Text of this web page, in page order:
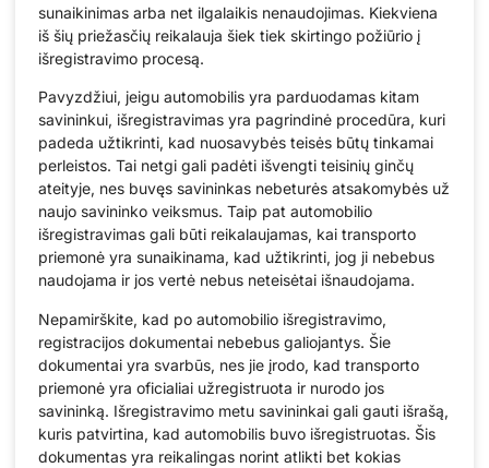
sunaikinimas arba net ilgalaikis nenaudojimas. Kiekviena
iš šių priežasčių reikalauja šiek tiek skirtingo požiūrio į
išregistravimo procesą.
Pavyzdžiui, jeigu automobilis yra parduodamas kitam
savininkui, išregistravimas yra pagrindinė procedūra, kuri
padeda užtikrinti, kad nuosavybės teisės būtų tinkamai
perleistos. Tai netgi gali padėti išvengti teisinių ginčų
ateityje, nes buvęs savininkas nebeturės atsakomybės už
naujo savininko veiksmus. Taip pat automobilio
išregistravimas gali būti reikalaujamas, kai transporto
priemonė yra sunaikinama, kad užtikrinti, jog ji nebebus
naudojama ir jos vertė nebus neteisėtai išnaudojama.
Nepamirškite, kad po automobilio išregistravimo,
registracijos dokumentai nebebus galiojantys. Šie
dokumentai yra svarbūs, nes jie įrodo, kad transporto
priemonė yra oficialiai užregistruota ir nurodo jos
savininką. Išregistravimo metu savininkai gali gauti išrašą,
kuris patvirtina, kad automobilis buvo išregistruotas. Šis
dokumentas yra reikalingas norint atlikti bet kokias